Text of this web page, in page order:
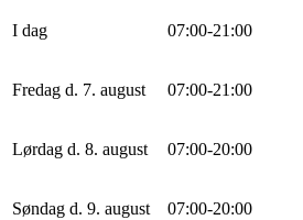
I dag 07:00-21 :00
Fredag d. 7. august 07:00-21 :00
Lørdag d. 8. august 07:00-20:00
Søndag d. 9. august 07:00-20:00